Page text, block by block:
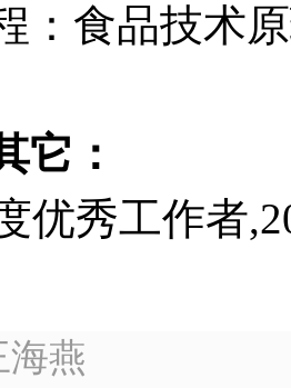
：食品技术
它：
优秀工作者
海燕